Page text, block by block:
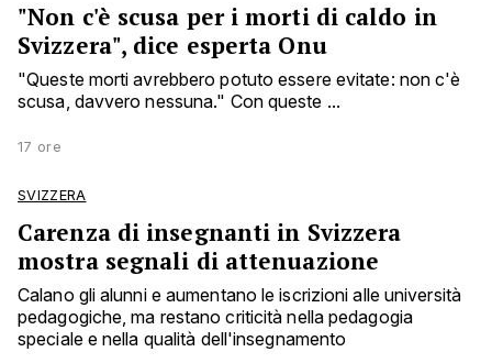
"Non c'è scusa per i morti di caldo in
Svizzera", dice esperta Onu
"Queste morti avrebbero potuto essere evitate: non c'è
scusa, davvero nessuna." Con queste ...
17 ore
SVIZZERA
Carenza di insegnanti in Svizzera
mostra segnali di attenuazione
Calano gli alunni e aumentano le iscrizioni alle università
pedagogiche, ma restano criticità nella pedagogia
speciale e nella qualità dell'insegnamento